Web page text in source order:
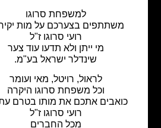
למשפחת סרוגו
משתתפים בצערכם על מות יקירכם
רועי סרוגו ז"ל
מי ייתן ולא תדעו עוד צער
שינדלר ישראל בע"מ.
לראול, רויטל, מאי ועומר
וכל משפחת סרוגו היקרה
כואבים אתכם את מותו בטרם עת של
רועי סרוגו ז"ל
מכל החברים